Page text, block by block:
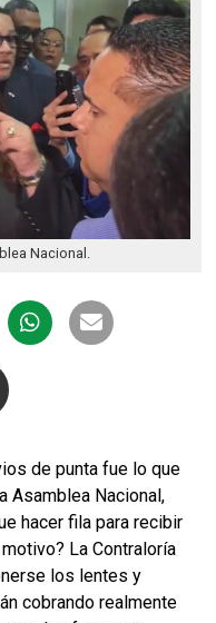
Nacional.
de punta fue lo que
Asamblea Nacional,
hacer fila para recibir
La Contraloría
los lentes y
cobrando realmente